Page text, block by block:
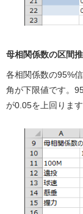
母相関係数の区間
各相関係数の95%
角が下限値です。
が0.05を上回ります